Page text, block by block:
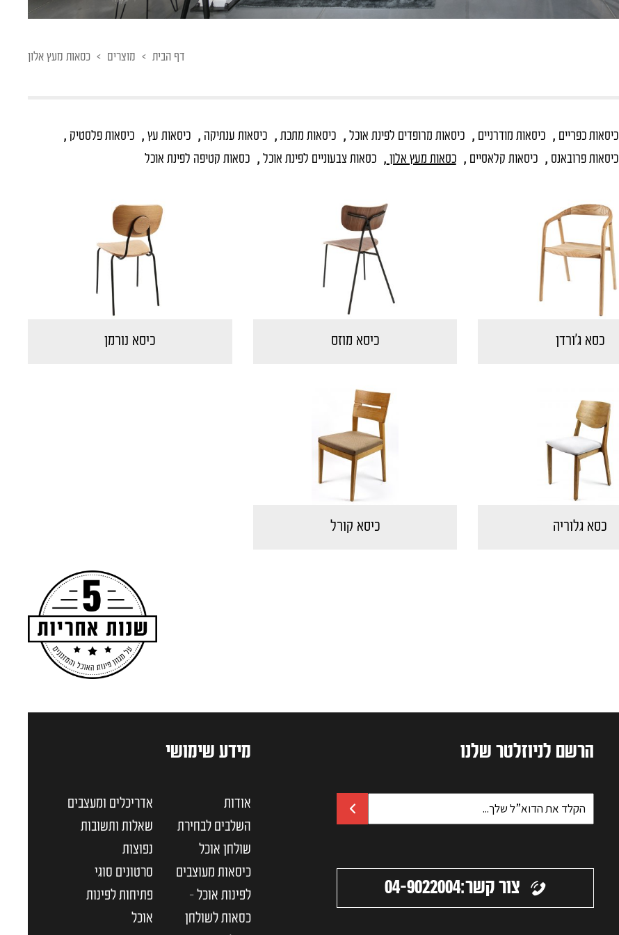
דף הבית > מוצרים > כסאות מעץ אלון
כיסאות כפריים , כיסאות מודרניים , כיסאות מרופדים לפינת אוכל , כיסאות מתכת , כיסאות ענתיקה , כיסאות עץ , כיסאות פלסטיק ,
כיסאות פרובאנס , כיסאות קלאסיים , כסאות מעץ אלון, כסאות צבעוניים לפינת אוכל , כסאות קטיפה לפינת אוכל
כסא ג'ורדן כיסא מוזס כיסא נורמן
כסא גלוריה כיסא קורל
הרשם לניוזלטר שלנו
צור קשר:04-9022004
מידע שימושי
אודות
השלבים לבחירת
שולחן אוכל
כיסאות מעוצבים
לפינות אוכל –
כסאות לשולחן
אדריכלים ומעצבים
שאלות ותשובות
נפוצות
סרטונים סוגי
פתיחות לפינות
אוכל